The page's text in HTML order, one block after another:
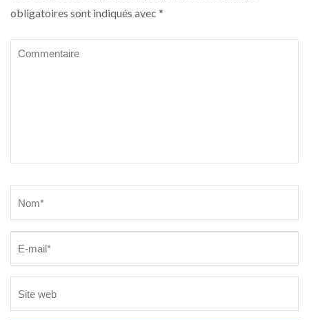
obligatoires sont indiqués avec *
Commentaire